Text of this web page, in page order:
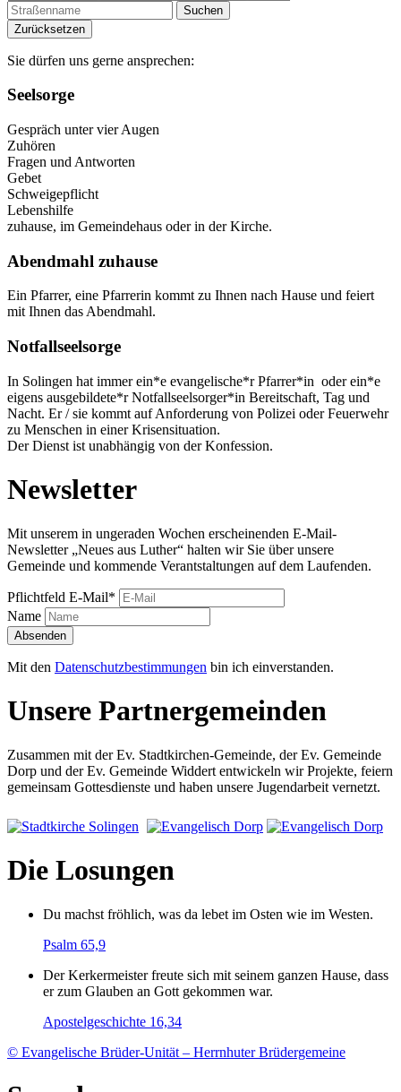
Sie dürfen uns gerne ansprechen:
Seelsorge
Gespräch unter vier Augen
Zuhören
Fragen und Antworten
Gebet
Schweigepflicht
Lebenshilfe
zuhause, im Gemeindehaus oder in der Kirche.
Abendmahl zuhause
Ein Pfarrer, eine Pfarrerin kommt zu Ihnen nach Hause und feiert
mit Ihnen das Abendmahl.
Notfallseelsorge
In Solingen hat immer ein*e evangelische*r Pfarrer*in oder ein*e
eigens ausgebildete*r Notfallseelsorger*in Bereitschaft, Tag und
Nacht. Er / sie kommt auf Anforderung von Polizei oder Feuerwehr
zu Menschen in einer Krisensituation.
Der Dienst ist unabhängig von der Konfession.
Newsletter
Mit unserem in ungeraden Wochen erscheinenden E-Mail-
Newsletter „Neues aus Luther“ halten wir Sie über unsere
Gemeinde und kommende Verantstaltungen auf dem Laufenden.
Pflichtfeld E-Mail*
Name
Absenden
Mit den Datenschutzbestimmungen bin ich einverstanden.
Unsere Partnergemeinden
Zusammen mit der Ev. Stadtkirchen-Gemeinde, der Ev. Gemeinde
Dorp und der Ev. Gemeinde Widdert entwickeln wir Projekte, feiern
gemeinsam Gottesdienste und haben unsere Jugendarbeit vernetzt.
Die Losungen
Du machst fröhlich, was da lebet im Osten wie im Westen.
Psalm 65,9
Der Kerkermeister freute sich mit seinem ganzen Hause, dass
er zum Glauben an Gott gekommen war.
Apostelgeschichte 16,34
© Evangelische Brüder-Unität – Herrnhuter Brüdergemeine